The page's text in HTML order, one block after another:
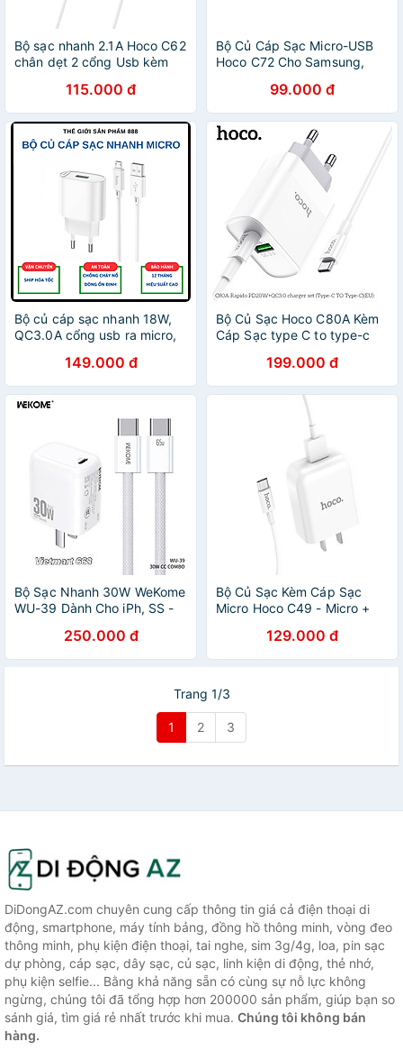
Bộ sạc nhanh 2.1A Hoco C62
chân dẹt 2 cổng Usb kèm
Hàng chính hãng
115.000 đ
Bộ Củ Cáp Sạc Micro-USB
Hoco C72 Cho Samsung,
Tối Đa 2.1A - Hàng Chính
Hãng
99.000 đ
Bộ củ cáp sạc nhanh 18W,
QC3.0A cổng usb ra micro,
C109A - Hàng chính hãng
149.000 đ
Bộ Củ Sạc Hoco C80A Kèm
Cáp Sạc type C to type-c
cho điện thoại Ipad samsung
-hàng chính hãng
199.000 đ
Bộ Sạc Nhanh 30W WeKome
WU-39 Dành Cho iPh, SS -
Chắn - Hàng Chính Hãng
250.000 đ
Bộ Củ Sạc Kèm Cáp Sạc
Micro Hoco C49 - Micro +
Thoại Chữ O - Hàng Chính
Hãng
129.000 đ
Trang 1/3
1 2 3
DiDongAZ.com chuyên cung cấp thông tin giá cả điện thoại di
động, smartphone, máy tính bảng, đồng hồ thông minh, vòng đeo
thông minh, phụ kiện điện thoại, tai nghe, sim 3g/4g, loa, pin sạc
dự phòng, cáp sạc, dây sạc, củ sạc, linh kiện di động, thẻ nhớ,
phụ kiện selfie... Bằng khả năng sẵn có cùng sự nỗ lực không
ngừng, chúng tôi đã tổng hợp hơn 200000 sản phẩm, giúp bạn so
sánh giá, tìm giá rẻ nhất trước khi mua. Chúng tôi không bán
hàng.